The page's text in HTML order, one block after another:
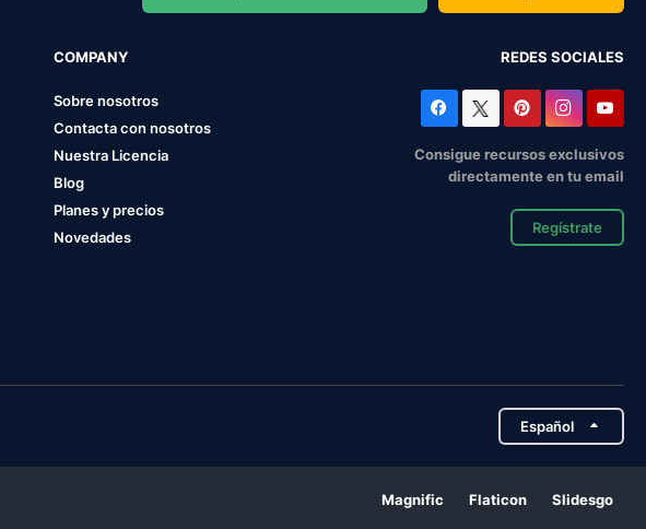
COMPANY
Sobre nosotros
Contacta con nosotros
Nuestra Licencia
Blog
Planes y precios
Novedades
REDES SOCIALES
Consigue recursos exclusivos
directamente en tu email
Regístrate
Español
Magnific Flaticon Slidesgo